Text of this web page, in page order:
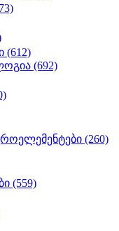
(612)
(692)
(260)
(559)